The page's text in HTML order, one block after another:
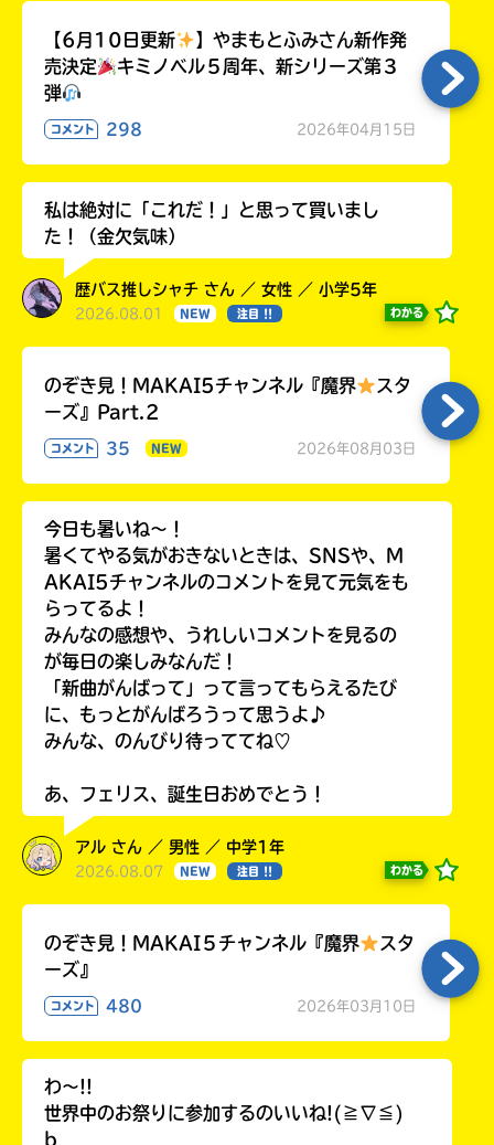
【6月10日更新
】やまもとふみさん新作発
売決定
キミノベル５周年、新シリーズ第３
弾
コメント 298 2026年04月15日
私は絶対に「これだ！」と思って買いまし
た！（金欠気味）
歴バス推しシャチ さん ／ 女性 ／ 小学5年
2026.08.01 NEW 注目 !! わかる
のぞき見！MAKAI5チャンネル『魔界
スタ
ーズ』Part.2
コメント 35 NEW 2026年08月03日
今日も暑いね〜！
暑くてやる気がおきないときは、SNSや、M
AKAI5チャンネルのコメントを見て元気をも
らってるよ！
みんなの感想や、うれしいコメントを見るの
が毎日の楽しみなんだ！
「新曲がんばって」って言ってもらえるたび
に、もっとがんばろうって思うよ♪
みんな、のんびり待っててね♡
あ、フェリス、誕生日おめでとう！
アル さん ／ 男性 ／ 中学1年
2026.08.07 NEW 注目 !! わかる
のぞき見！MAKAI５チャンネル『魔界
スタ
ーズ』
コメント 480 2026年03月10日
わ〜!!
世界中のお祭りに参加するのいいね!(≧∇≦)
b